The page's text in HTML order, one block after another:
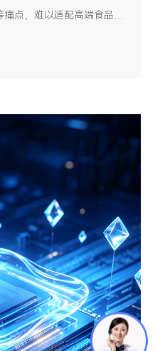
点，难以适配高端食品、
加